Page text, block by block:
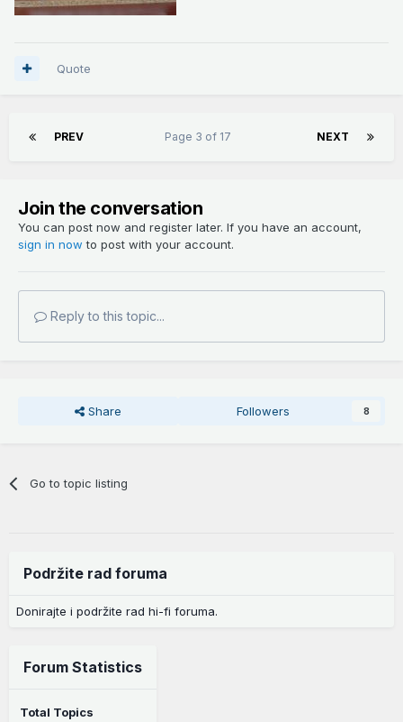
Quote
PREV NEXT
Page 3 of 17
Join the conversation
You can post now and register later. If you have an account,
sign in now to post with your account.
Reply to this topic...
Share Followers 8
Go to topic listing
Podržite rad foruma
Donirajte i podržite rad hi-fi foruma.
Forum Statistics
Total Topics